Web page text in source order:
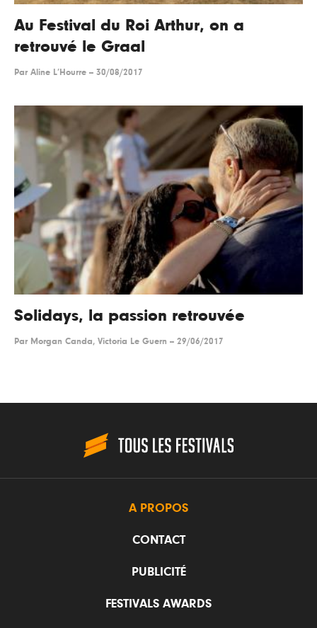
Au Festival du Roi Arthur, on a
retrouvé le Graal
Par Aline L’Hourre -- 30/08/2017
Solidays, la passion retrouvée
Par Morgan Canda, Victoria Le Guern -- 29/06/2017
A PROPOS
CONTACT
PUBLICITÉ
FESTIVALS AWARDS